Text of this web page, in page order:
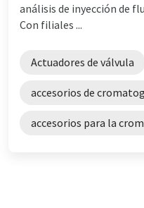
análisis de inyección de
Con filiales ...
Actuadores de válvula
accesorios de
accesorios para la